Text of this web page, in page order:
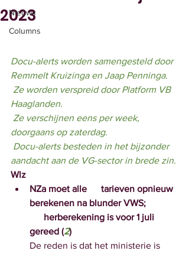
Nieuws
Columns
2023
Docu-alerts worden samengesteld door
Remmelt Kruizinga en Jaap Penninga.
Haaglanden.
doorgaans op zaterdag.
aandacht aan de VG-sector in brede zin.
Wlz
NZa moet alle      tarieven opnieuw
berekenen na blunder VWS;
gereed (2)
De reden is dat het ministerie is